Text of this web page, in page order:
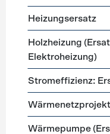
Heizungsersatz
Holzheizung
Elektroheizung)
Stromeffizienz:
Wärmepumpe